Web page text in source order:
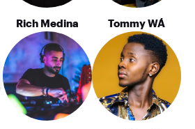
Tommy WÁ
Rich Medina